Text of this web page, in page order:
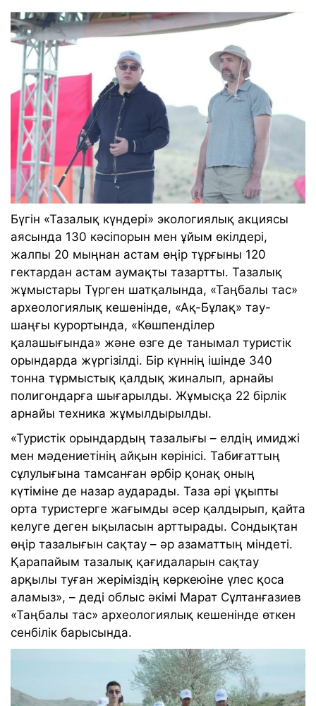
Бүгін «Тазалық күндері» экологиялық акциясы
аясында 130 кәсіпорын мен ұйым өкілдері,
жалпы 20 мыңнан астам өңір тұрғыны 120
гектардан астам аумақты тазартты. Тазалық
жұмыстары Түрген шатқалында, «Таңбалы тас»
археологиялық кешенінде, «Ақ-Бұлақ» тау-
шаңғы курортында, «Көшпенділер
қалашығында» және өзге де танымал туристік
орындарда жүргізілді. Бір күннің ішінде 340
тонна тұрмыстық қалдық жиналып, арнайы
полигондарға шығарылды. Жұмысқа 22 бірлік
арнайы техника жұмылдырылды.
«Туристік орындардың тазалығы – елдің имиджі
мен мәдениетінің айқын көрінісі. Табиғаттың
сұлулығына тамсанған әрбір қонақ оның
күтіміне де назар аударады. Таза әрі ұқыпты
орта туристерге жағымды әсер қалдырып, қайта
келуге деген ықыласын арттырады. Сондықтан
өңір тазалығын сақтау – әр азаматтың міндеті.
Қарапайым тазалық қағидаларын сақтау
арқылы туған жеріміздің көркеюіне үлес қоса
аламыз», – деді облыс әкімі Марат Сұлтанғазиев
«Таңбалы тас» археологиялық кешенінде өткен
сенбілік барысында.